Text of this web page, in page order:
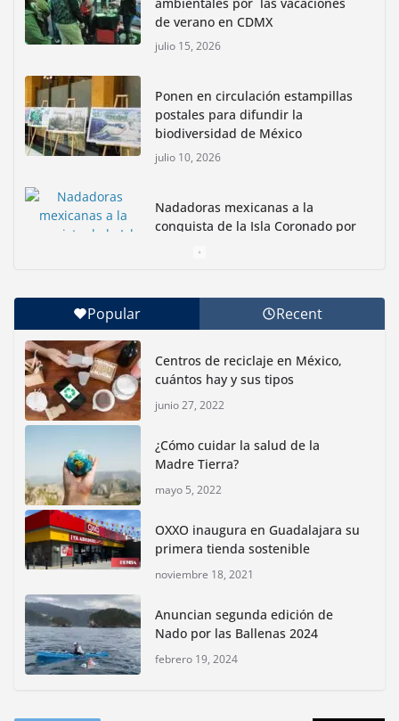
de verano en CDMX
julio 15, 2026
Ponen en circulación estampillas
postales para difundir la
biodiversidad de México
julio 10, 2026
Nadadoras mexicanas a la
conquista de la Isla Coronado por
Con jornada informativa, Profepa y Humane World
for Animals buscan inhibir tráfico de aves
junio 15, 2026
Inauguran nuevo Embarcadero Cuemanco para
reactivar la zona lacustre de Xochimilco
junio 4, 2026
Rompe CDMX récords Reto Naturalista Urbano 2026 y
lidera la biodiversidad nacional
mayo 18, 2026
bioculturales para promover
huertos urbanos y jardines
polinizadores
Popular Recent
Centros de reciclaje en México,
cuántos hay y sus tipos
junio 27, 2022
¿Cómo cuidar la salud de la
Madre Tierra?
mayo 5, 2022
OXXO inaugura en Guadalajara su
primera tienda sostenible
noviembre 18, 2021
Anuncian segunda edición de
Nado por las Ballenas 2024
febrero 19, 2024